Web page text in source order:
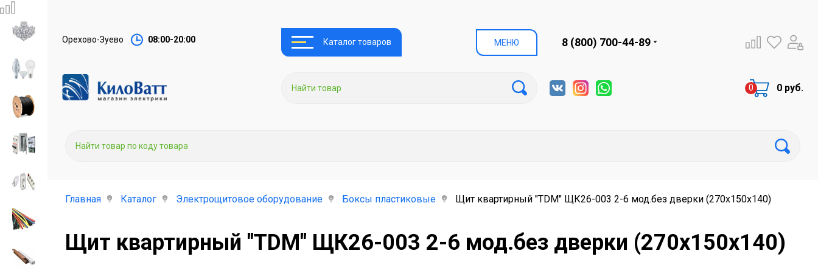
Орехово-Зуево 08:00-20:00 Каталог товаров МЕНЮ 8 (800) 700-44-89
0 руб.
Главная Каталог Электрощитовое оборудование Боксы пластиковые Щит квартирный "TDM" ЩК26-003 2-6 мод.без дверки (270х150х140)
Щит квартирный "TDM" ЩК26-003 2-6 мод.без дверки (270х150х140)